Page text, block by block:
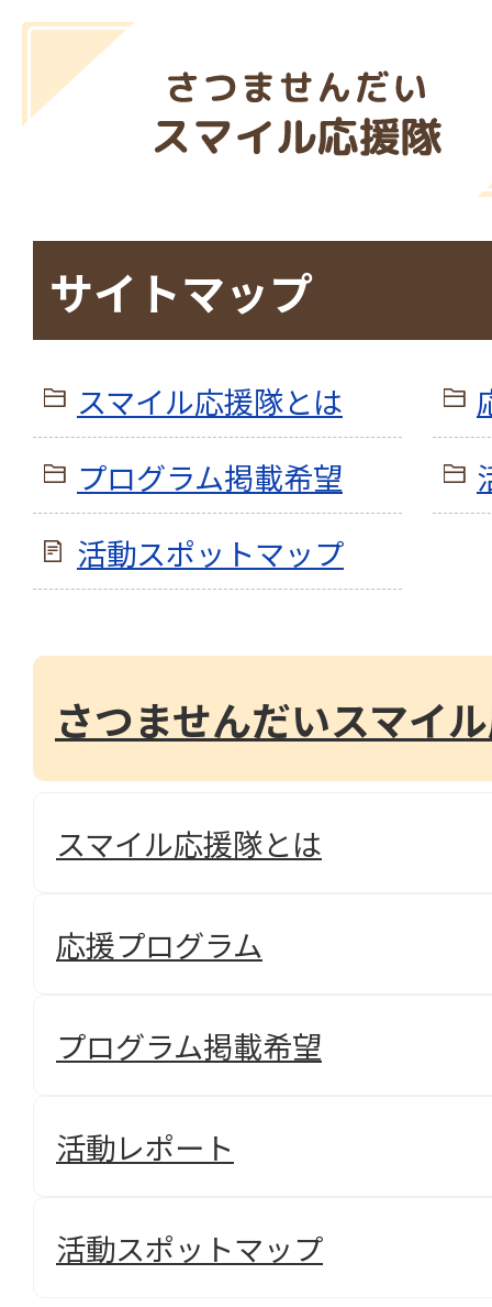
サイトマップ
スマイル応援隊とは
プログラム掲載希望
活動スポットマップ
さつませんだいスマイ
スマイル応援隊とは
応援プログラム
プログラム掲載希望
活動レポート
活動スポットマップ